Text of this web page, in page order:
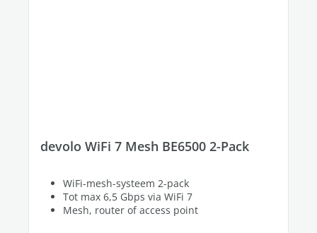
devolo WiFi 7 Mesh BE6500 2-Pack
WiFi-mesh-systeem 2-pack
Tot max 6,5 Gbps via WiFi 7
Mesh, router of access point